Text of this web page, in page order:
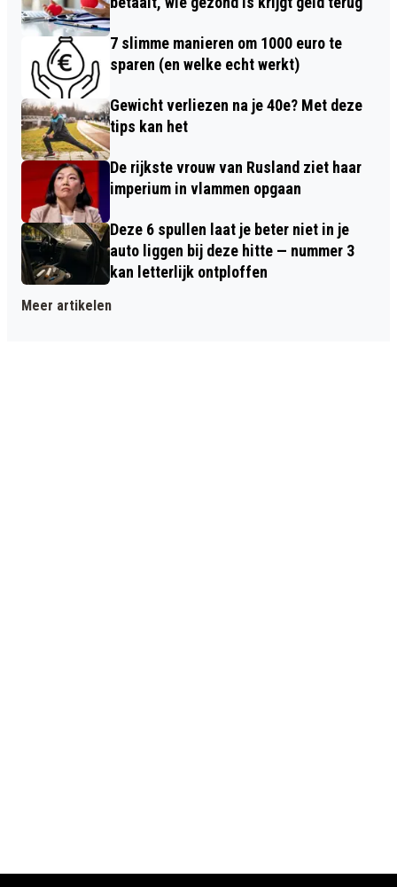
7 slimme manieren om 1000 euro te
sparen (en welke echt werkt)
Gewicht verliezen na je 40e? Met deze
tips kan het
De rijkste vrouw van Rusland ziet haar
imperium in vlammen opgaan
Deze 6 spullen laat je beter niet in je
auto liggen bij deze hitte — nummer 3
kan letterlijk ontploffen
Meer artikelen